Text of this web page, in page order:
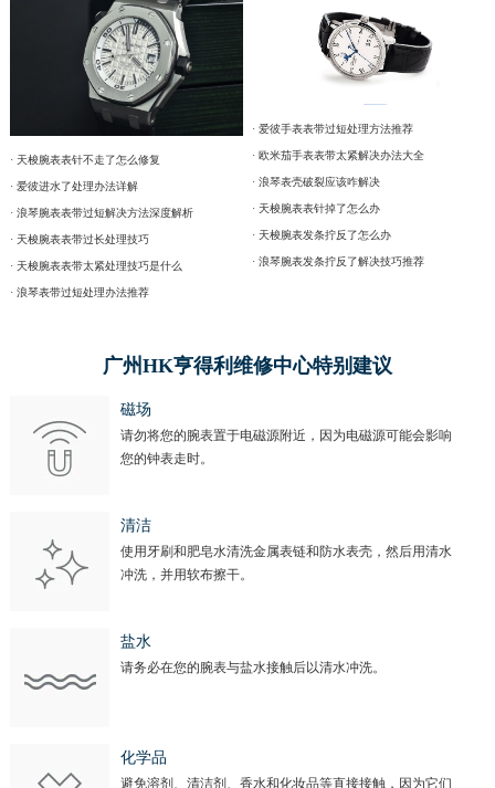
· 天梭腕表表针不走了怎么修复
· 爱彼进水了处理办法详解
· 浪琴腕表表带过短解决方法深度解析
· 天梭腕表表带过长处理技巧
· 天梭腕表表带太紧处理技巧是什么
· 浪琴表带过短处理办法推荐
· 爱彼手表表带过短处理方法推荐
· 欧米茄手表表带太紧解决办法大全
· 浪琴表壳破裂应该咋解决
· 天梭腕表表针掉了怎么办
· 天梭腕表发条拧反了怎么办
· 浪琴腕表发条拧反了解决技巧推荐
广州HK亨得利维修中心特别建议
磁场
请勿将您的腕表置于电磁源附近，因为电磁源可能会影响
您的钟表走时。
清洁
使用牙刷和肥皂水清洗金属表链和防水表壳，然后用清水
冲洗，并用软布擦干。
盐水
请务必在您的腕表与盐水接触后以清水冲洗。
化学品
避免溶剂、清洁剂、香水和化妆品等直接接触，因为它们